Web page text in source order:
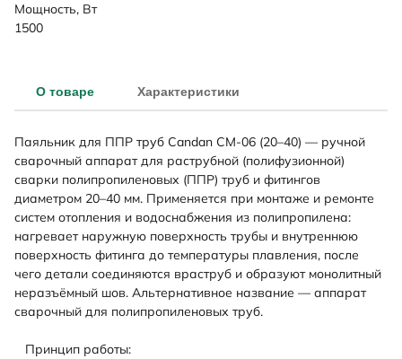
Мощность, Вт
1500
О товаре Характеристики
Паяльник для ППР труб Candan CM-06 (20–40) — ручной
сварочный аппарат для раструбной (полифузионной)
сварки полипропиленовых (ППР) труб и фитингов
диаметром 20–40 мм. Применяется при монтаже и ремонте
систем отопления и водоснабжения из полипропилена:
нагревает наружную поверхность трубы и внутреннюю
поверхность фитинга до температуры плавления, после
чего детали соединяются враструб и образуют монолитный
неразъёмный шов. Альтернативное название — аппарат
сварочный для полипропиленовых труб.
Принцип работы: